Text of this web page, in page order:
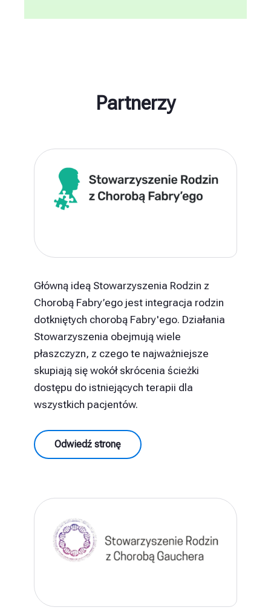
Partnerzy
Główną ideą Stowarzyszenia Rodzin z
Chorobą Fabry’ego jest integracja rodzin
dotkniętych chorobą Fabry'ego. Działania
Stowarzyszenia obejmują wiele
płaszczyzn, z czego te najważniejsze
skupiają się wokół skrócenia ścieżki
dostępu do istniejących terapii dla
wszystkich pacjentów.
Odwiedź stronę